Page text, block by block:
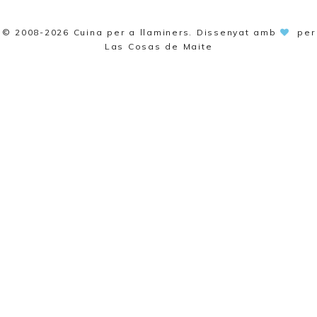
© 2008-2026 Cuina per a llaminers . Dissenyat amb
per
Las Cosas de Maite